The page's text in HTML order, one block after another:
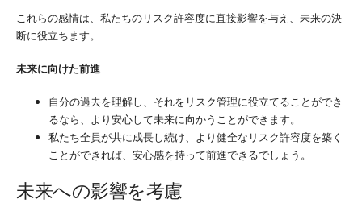
これらの感情は、私たちのリスク許容度に直接影響を与え、未来の決
断に役立ちます。
未来に向けた前進
自分の過去を理解し、それをリスク管理に役立てることができ
るなら、より安心して未来に向かうことができます。
私たち全員が共に成長し続け、より健全なリスク許容度を築く
ことができれば、安心感を持って前進できるでしょう。
未来への影響を考慮